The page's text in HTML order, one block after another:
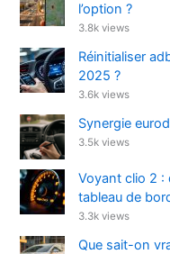
l’option ?
3.8k views
Réinitialiser
2025 ?
3.6k views
Synergie
3.5k views
Voyant clio 2 :
tableau de
3.3k views
Que sait-on